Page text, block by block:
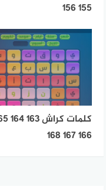
155 156
كلمات
166 167 168